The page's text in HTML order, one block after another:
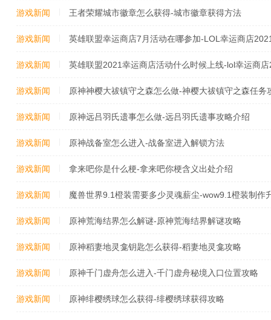
游戏新闻 王者荣耀城市徽章怎么获得-城市徽章获得方法
游戏新闻 英雄联盟幸运商店7月活动在哪参加-LOL幸运商店
游戏新闻 英雄联盟2021幸运商店活动什么时候上线-lol幸运商
游戏新闻 原神神樱大祓镇守之森怎么做-神樱大祓镇守之森任务
游戏新闻 原神远吕羽氏遗事怎么做-远吕羽氏遗事攻略介绍
游戏新闻 原神战备室怎么进入-战备室进入解锁方法
游戏新闻 拿来吧你是什么梗-拿来吧你梗含义出处介绍
游戏新闻 魔兽世界9.1橙装需要多少灵魂薪尘-wow9.1橙装制作
游戏新闻 原神荒海结界怎么解谜-原神荒海结界解谜攻略
游戏新闻 原神稻妻地灵龛钥匙怎么获得-稻妻地灵龛攻略
游戏新闻 原神千门虚舟怎么进入-千门虚舟秘境入口位置攻略
游戏新闻 原神绯樱绣球怎么获得-绯樱绣球获得攻略